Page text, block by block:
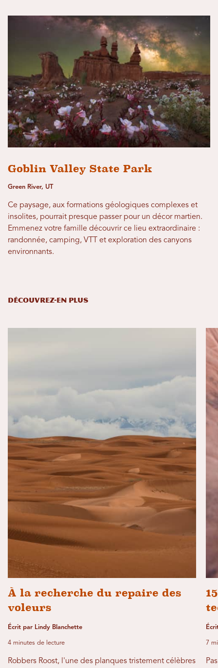
Goblin Valley State Park
Green River, UT
Ce paysage, aux formations géologiques complexes et
insolites, pourrait presque passer pour un décor martien.
Emmenez votre famille découvrir ce lieu extraordinaire :
randonnée, camping, VTT et exploration des canyons
environnants.
DÉCOUVREZ-EN PLUS
À la recherche du repaire des
voleurs
Écrit par Lindy Blanchette
4 minutes de lecture
Robbers Roost, l'une des planques tristement célèbres
7